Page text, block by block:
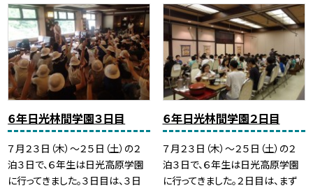
６年日光林間学園３日目
７月２３日（木）～２５日（土）の２
泊３日で、６年生は日光高原学園
に行ってきました。３日目は、３日
６年日光林間学園２日目
７月２３日（木）～２５日（土）の２
泊３日で、６年生は日光高原学園
に行ってきました。２日目は、まず